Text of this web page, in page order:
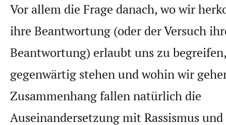
Vor allem die Frage danach, wo wir
ihre Beantwortung (oder der Versuch
Beantwortung) erlaubt uns zu
gegenwärtig stehen und wohin wir
Zusammenhang fallen natürlich die
Auseinandersetzung mit Rassismus und